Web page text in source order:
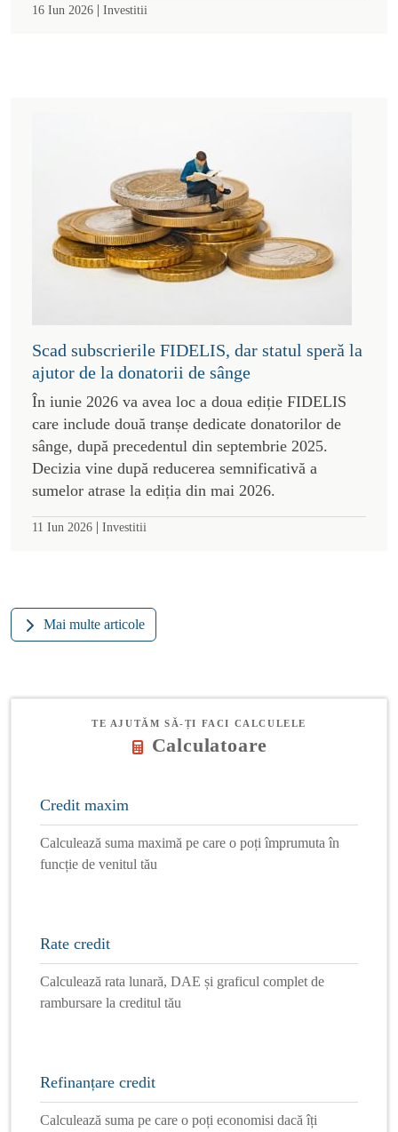
16 Iun 2026 | Investitii
Scad subscrierile FIDELIS, dar statul speră la
ajutor de la donatorii de sânge
În iunie 2026 va avea loc a doua ediție FIDELIS
care include două tranșe dedicate donatorilor de
sânge, după precedentul din septembrie 2025.
Decizia vine după reducerea semnificativă a
sumelor atrase la ediția din mai 2026.
11 Iun 2026 | Investitii
Mai multe articole
TE AJUTĂM SĂ-ȚI FACI CALCULELE
Calculatoare
Credit maxim
Calculează suma maximă pe care o poți împrumuta în
funcție de venitul tău
Rate credit
Calculează rata lunară, DAE și graficul complet de
rambursare la creditul tău
Refinanțare credit
Calculează suma pe care o poți economisi dacă îți